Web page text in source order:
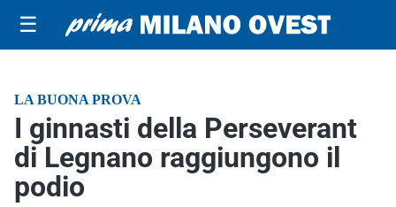
☰
LA BUONA PROVA
I ginnasti della Perseverant
di Legnano raggiungono il
podio